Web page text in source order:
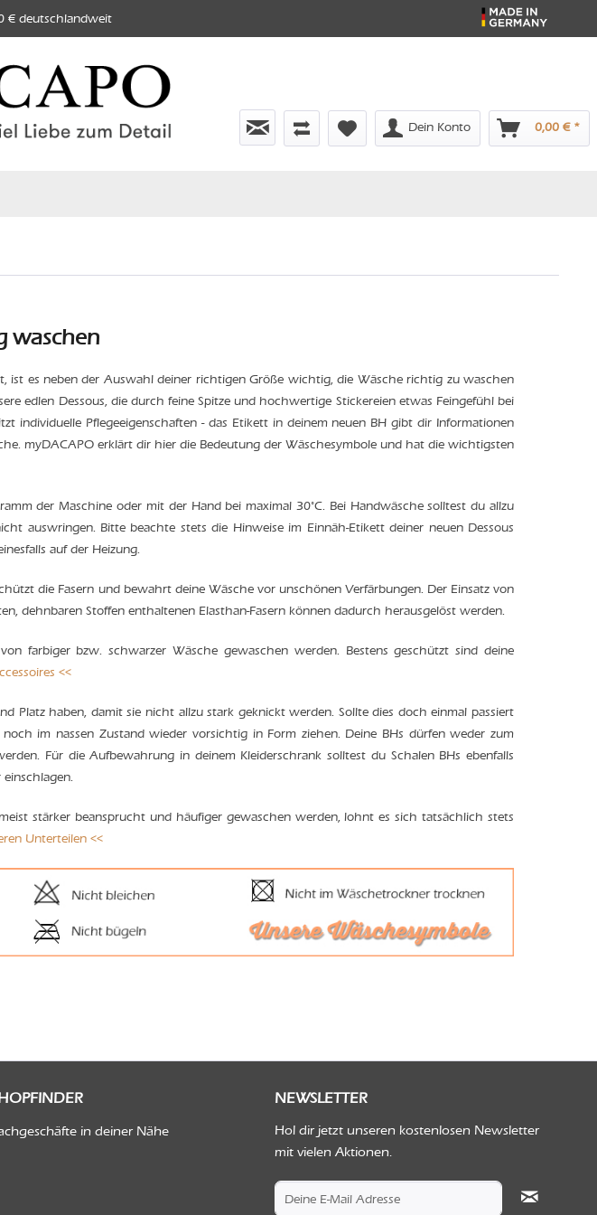
€ deutschlandweit
Dein Konto 0,00 € *
waschen
ist es neben der Auswahl deiner richtigen Größe wichtig, die Wäsche richtig zu waschen
edlen Dessous, die durch feine Spitze und hochwertige Stickereien etwas Feingefühl bei
individuelle Pflegeeigenschaften - das Etikett in deinem neuen BH gibt dir Informationen
myDACAPO erklärt dir hier die Bedeutung der Wäschesymbole und hat die wichtigsten
der Maschine oder mit der Hand bei maximal 30°C. Bei Handwäsche solltest du allzu
auswringen. Bitte beachte stets die Hinweise im Einnäh-Etikett deiner neuen Dessous
auf der Heizung.
die Fasern und bewahrt deine Wäsche vor unschönen Verfärbungen. Der Einsatz von
dehnbaren Stoffen enthaltenen Elasthan-Fasern können dadurch herausgelöst werden.
farbiger bzw. schwarzer Wäsche gewaschen werden. Bestens geschützt sind deine
<<
Platz haben, damit sie nicht allzu stark geknickt werden. Sollte dies doch einmal passiert
im nassen Zustand wieder vorsichtig in Form ziehen. Deine BHs dürfen weder zum
Für die Aufbewahrung in deinem Kleiderschrank solltest du Schalen BHs ebenfalls
stärker beansprucht und häufiger gewaschen werden, lohnt es sich tatsächlich stets
Unterteilen <<
in deiner Nähe
NEWSLETTER
Hol dir jetzt unseren kostenlosen Newsletter
mit vielen Aktionen.